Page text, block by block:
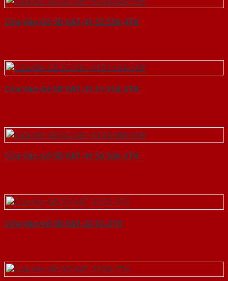
Cửa Vân Gỗ 5D KAT-41.52.52A-4TK
Cửa Vân Gỗ 5D KAT-41.51.51A-3TK
Cửa Vân Gỗ 5D KAT-41.50.50A-3TK
Cửa Vân Gỗ 5D KAT-22.52-2TK